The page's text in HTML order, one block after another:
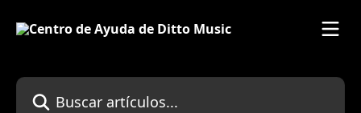
Buscar artículos...